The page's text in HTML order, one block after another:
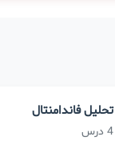
تحلیل فاندامنتال
4 درس